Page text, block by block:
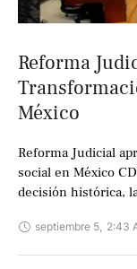
Reforma
México
Reforma Judicial
social en México
decisión histórica,
septiembre 5, 2:43